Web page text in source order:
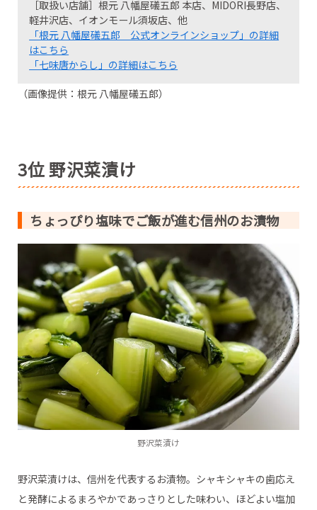
［取扱い店舗］根元 八幡屋礒五郎 本店、MIDORI長野店、
軽井沢店、イオンモール須坂店、他
「根元 八幡屋礒五郎 公式オンラインショップ」の詳細
はこちら
「七味唐からし」の詳細はこちら
（画像提供：根元 八幡屋礒五郎）
3位 野沢菜漬け
ちょっぴり塩味でご飯が進む信州のお漬物
野沢菜漬け
野沢菜漬けは、信州を代表するお漬物。シャキシャキの歯応え
と発酵によるまろやかであっさりとした味わい、ほどよい塩加